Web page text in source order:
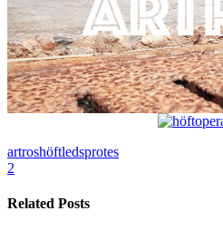
artroshöftledsprotes
2
Related Posts